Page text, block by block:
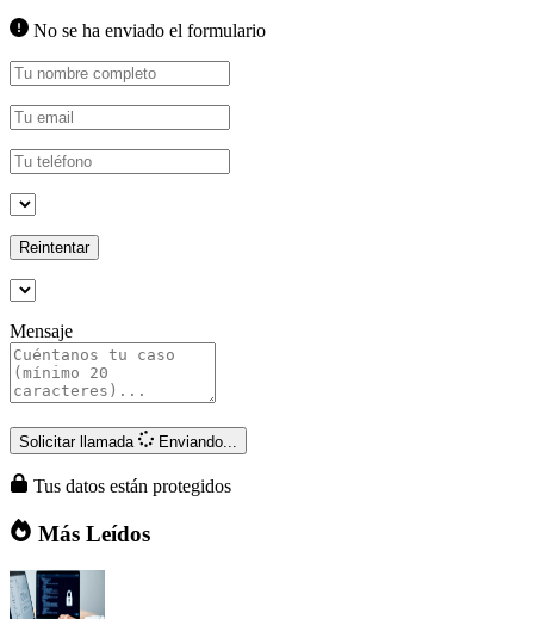
No se ha enviado el formulario
Reintentar
Mensaje
Solicitar llamada Enviando...
Tus datos están protegidos
Más Leídos